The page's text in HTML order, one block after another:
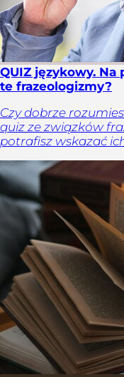
QUIZ językowy. Na
te frazeologizmy?
Czy dobrze
quiz ze związków
potrafisz wskazać